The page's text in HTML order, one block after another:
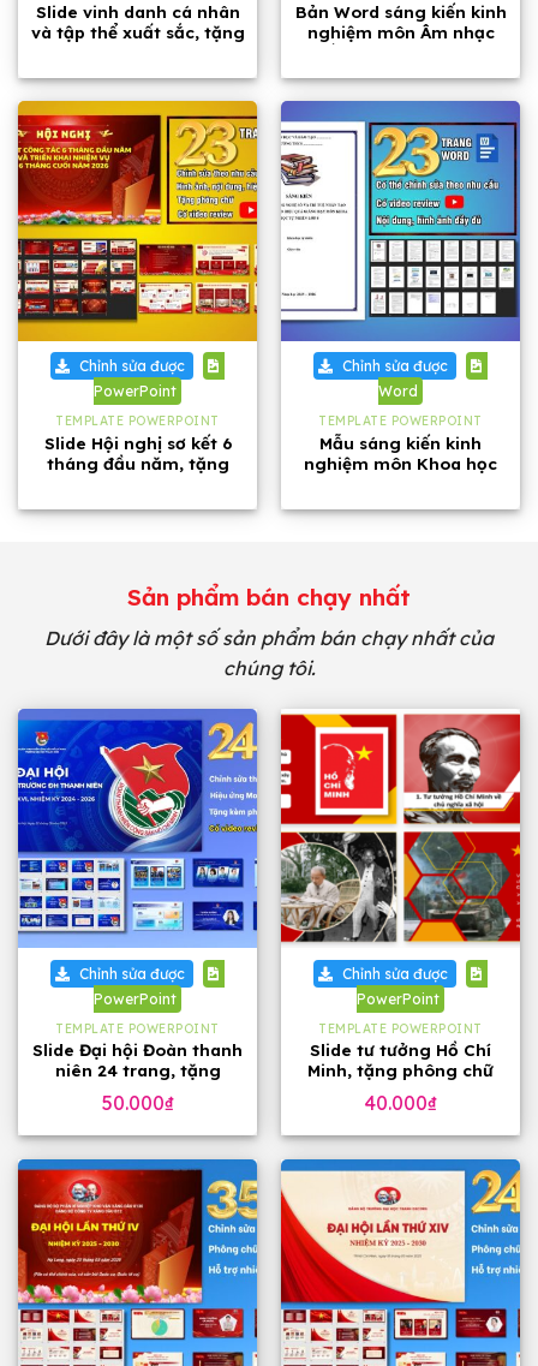
Slide vinh danh cá nhân
và tập thể xuất sắc, tặng
Bản Word sáng kiến kinh
nghiệm môn Âm nhạc
Chỉnh sửa được
PowerPoint
TEMPLATE POWERPOINT
Slide Hội nghị sơ kết 6
tháng đầu năm, tặng
Chỉnh sửa được
Word
TEMPLATE POWERPOINT
Mẫu sáng kiến kinh
nghiệm môn Khoa học
Sản phẩm bán chạy nhất
Dưới đây là một số sản phẩm bán chạy nhất của
chúng tôi.
Chỉnh sửa được
PowerPoint
TEMPLATE POWERPOINT
Slide Đại hội Đoàn thanh
niên 24 trang, tặng
50.000₫
Chỉnh sửa được
PowerPoint
TEMPLATE POWERPOINT
Slide tư tưởng Hồ Chí
Minh, tặng phông chữ
40.000₫